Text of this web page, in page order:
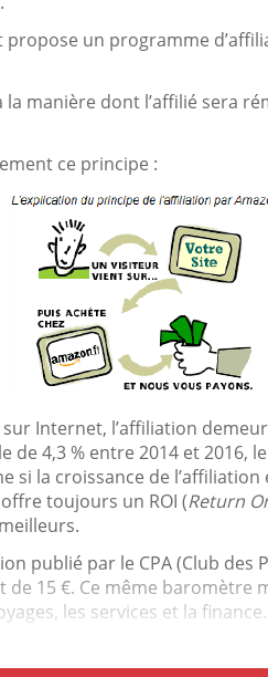
propose un programme
manière dont l’affilié sera
ce principe :
Internet, l’affiliation
de 4,3 % entre 2014 et 2016,
si la croissance de
toujours un ROI (Return
publié par le CPA (Club des
15 €. Ce même baromètre
les services et la